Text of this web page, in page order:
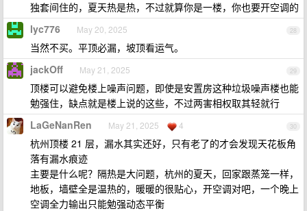
独套间住的，夏天热是热，不过就算你是一楼，你也要开空调的
28
lyc776 May 20, 2025
当然不买。平顶必漏，坡顶看运气。
29
jackOff May 21, 2025
顶楼可以避免楼上噪声问题，即使是安置房这种垃圾噪声楼也能
勉强住，缺点就是楼上说的这些，不过两害相权取其轻就行
30
LaGeNanRen May 21, 2025 4
杭州顶楼 21 层，漏水其实还好，只有老了的才会发现天花板角
落有漏水痕迹
主要是什么呢？隔热是大问题，杭州的夏天，回家跟蒸笼一样，
地板，墙壁全是温热的，暖暖的很贴心，开空调对吧，一个晚上
空调全力输出只能勉强动态平衡